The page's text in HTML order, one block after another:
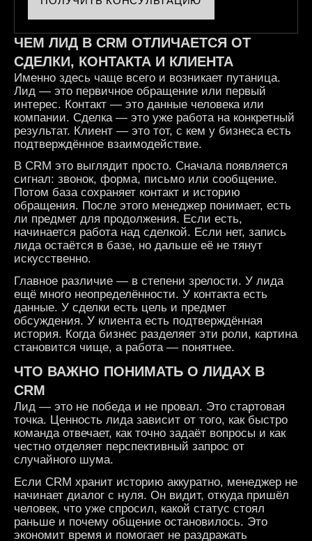
ЧЕМ ЛИД В CRM ОТЛИЧАЕТСЯ ОТ
СДЕЛКИ, КОНТАКТА И КЛИЕНТА
Именно здесь чаще всего и возникает путаница.
Лид — это первичное обращение или первый
интерес. Контакт — это данные человека или
компании. Сделка — это уже работа на конкретный
результат. Клиент — это тот, с кем у бизнеса есть
подтверждённое взаимодействие.
В CRM это выглядит просто. Сначала появляется
сигнал: звонок, форма, письмо или сообщение.
Потом база сохраняет контакт и историю
обращения. После этого менеджер понимает, есть
ли предмет для продолжения. Если есть,
начинается работа над сделкой. Если нет, запись
лида остаётся в базе, но дальше её не тянут
искусственно.
Главное различие — в степени зрелости. У лида
ещё много неопределённости. У контакта есть
данные. У сделки есть цель и предмет
обсуждения. У клиента есть подтверждённая
история. Когда бизнес разделяет эти роли, картина
становится чище, а работа — понятнее.
ЧТО ВАЖНО ПОНИМАТЬ О ЛИДАХ В
CRM
Лид — это не победа и не провал. Это стартовая
точка. Ценность лида зависит от того, как быстро
команда отвечает, как точно задаёт вопросы и как
честно отделяет перспективный запрос от
случайного шума.
Если CRM хранит историю аккуратно, менеджер не
начинает диалог с нуля. Он видит, откуда пришёл
человек, что уже спросил, какой статус стоял
раньше и почему общение остановилось. Это
экономит время и помогает не раздражать